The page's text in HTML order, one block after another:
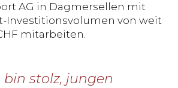
AG in Dagmersellen mit
Investitionsvolumen von weit
mitarbeiten.
bin stolz, jungen